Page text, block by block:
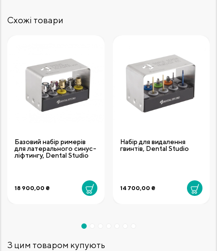
Схожі товари
Базовий набір римерів
для латерального синус-
ліфтингу, Dental Studio
18 900,00 ₴
Набір для видалення
гвинтів, Dental Studio
14 700,00 ₴
З цим товаром купують